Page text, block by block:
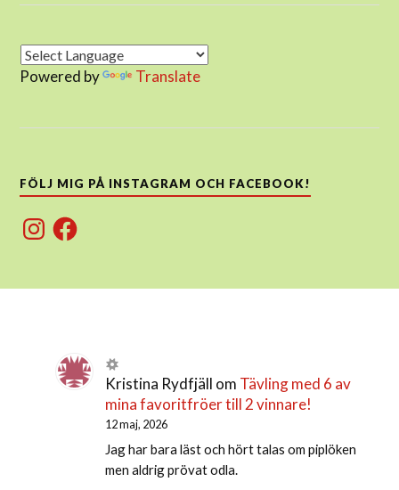
Powered by Translate
FÖLJ MIG PÅ INSTAGRAM OCH FACEBOOK!
InstagramFacebook
Kristina Rydfjäll om Tävling med 6 av
mina favoritfröer till 2 vinnare!
12 maj, 2026
Jag har bara läst och hört talas om piplöken
men aldrig prövat odla.